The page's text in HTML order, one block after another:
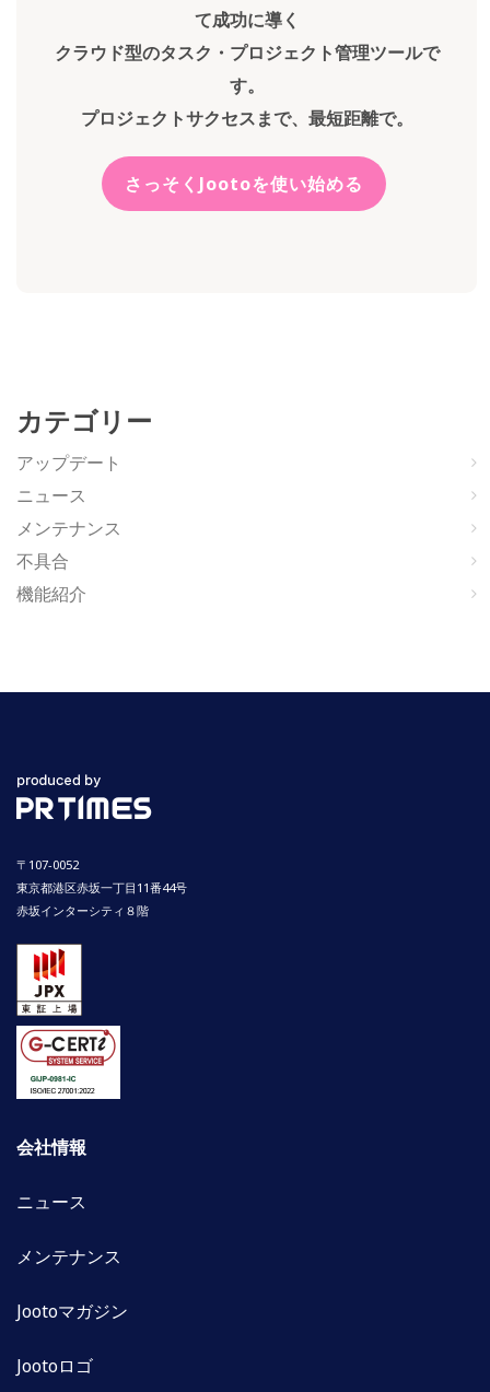
て成功に導く
クラウド型のタスク・プロジェクト管理ツールで
す。
プロジェクトサクセスまで、最短距離で。
さっそくJootoを使い始める
カテゴリー
アップデート
ニュース
メンテナンス
不具合
機能紹介
〒107-0052
東京都港区赤坂一丁目11番44号
赤坂インターシティ８階
会社情報
ニュース
メンテナンス
Jootoマガジン
Jootoロゴ